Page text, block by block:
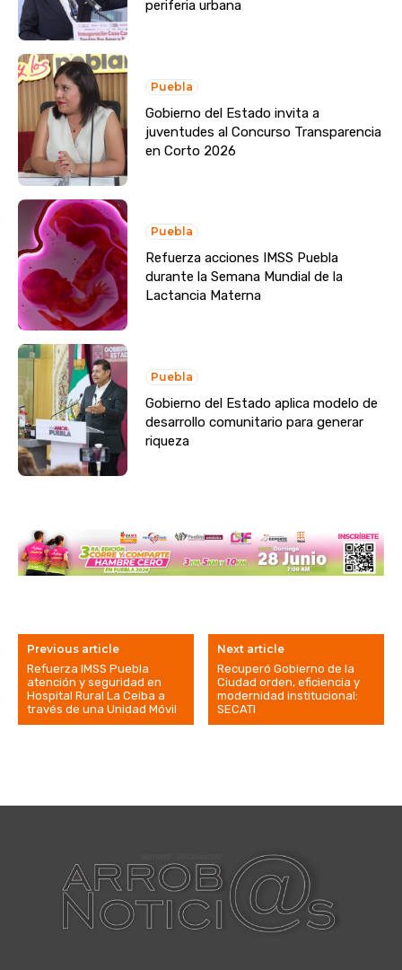
periferia urbana
Puebla
Gobierno del Estado invita a
juventudes al Concurso Transparencia
en Corto 2026
Puebla
Refuerza acciones IMSS Puebla
durante la Semana Mundial de la
Lactancia Materna
Puebla
Gobierno del Estado aplica modelo de
desarrollo comunitario para generar
riqueza
Previous article
Refuerza IMSS Puebla
atención y seguridad en
Hospital Rural La Ceiba a
través de una Unidad Móvil
Next article
Recuperó Gobierno de la
Ciudad orden, eficiencia y
modernidad institucional:
SECATI